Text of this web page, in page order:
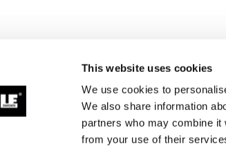
This website uses cookies
We use cookies to
We also share information
partners who may combine it
from your use of their